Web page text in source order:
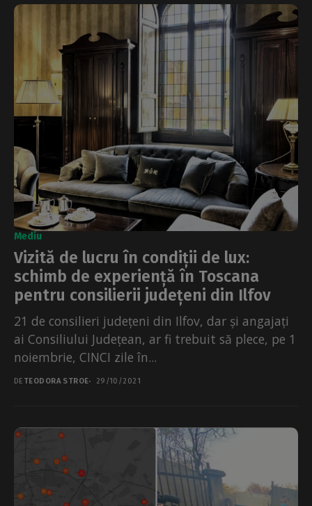
Mediu
Vizită de lucru în condiții de lux:
schimb de experiență în Toscana
pentru consilierii județeni din Ilfov
21 de consilieri județeni din Ilfov, dar și angajați
ai Consiliului Județean, ar fi trebuit să plece, pe 1
noiembrie, CINCI zile în...
DE TEODORA STROE 29/10/2021